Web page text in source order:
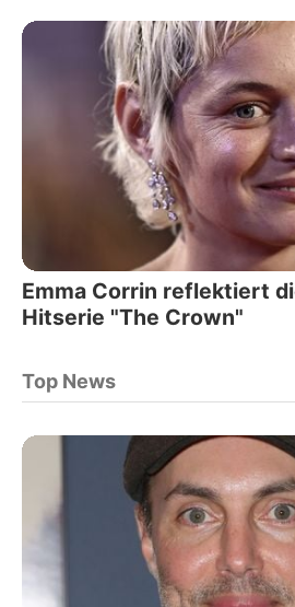
Emma Corrin reflektiert
Hitserie "The Crown"
Top News